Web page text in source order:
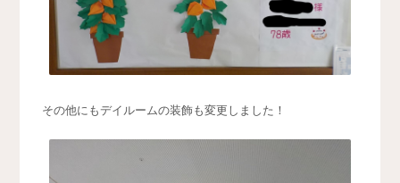
その他にもデイルームの装飾も変更しました！